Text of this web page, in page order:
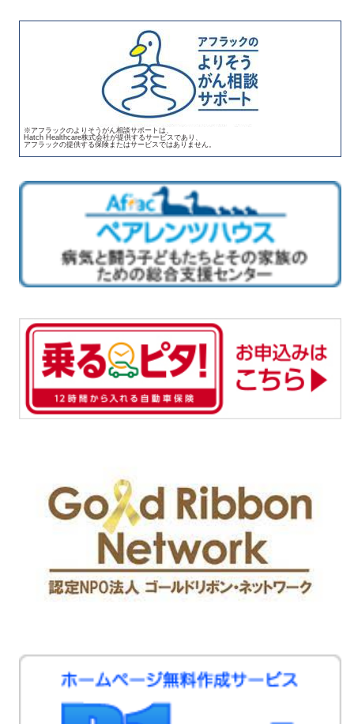
※アフラックのよりそうがん相談サポートは、
Hatch Healthcare株式会社が提供するサービスであり、
アフラックの提供する保険またはサービスではありません。